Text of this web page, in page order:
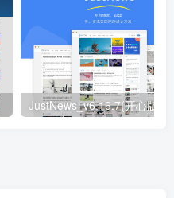
JustNews_v6.16.7(开心版)